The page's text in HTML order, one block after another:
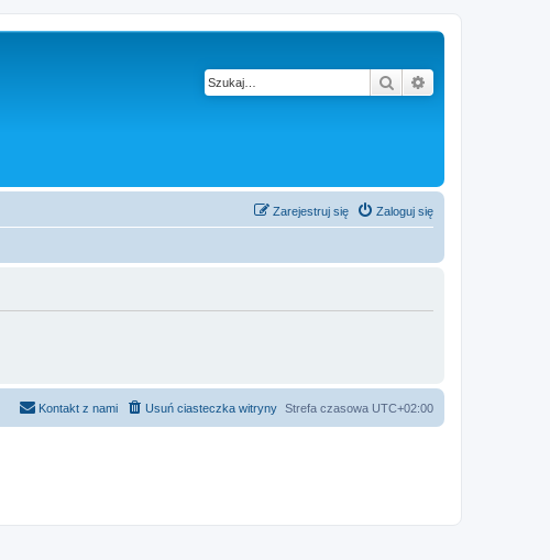
Szukaj
Zaloguj się
Zarejestruj się
Strefa czasowa UTC+02:00
Usuń ciasteczka witryny
Kontakt z nami